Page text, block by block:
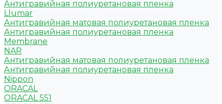
Антигравийная полиуретановая пленка
Llumar
Антигравийная матовая полиуретановая пленка
Антигравийная полиуретановая пленка
Membrane
NAR
Антигравийная матовая полиуретановая пленка
Антигравийная полиуретановая пленка
Nippon
ORACAL
ORACAL 551